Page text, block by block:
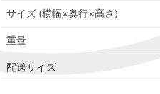
サイズ (横幅×奥行×高さ)
重量
配送サイズ